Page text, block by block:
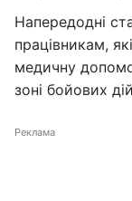
Напередодні
працівникам,
медичну
зоні бойових
Реклама